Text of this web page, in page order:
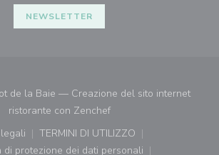
NEWSLETTER
de la Baie — Creazione del sito internet
ristorante con Zenchef((apre una nuova
((apre una nuova finestra))
TERMINI DI UTILIZZO
((apre una nuova finestra))
di protezione dei dati personali